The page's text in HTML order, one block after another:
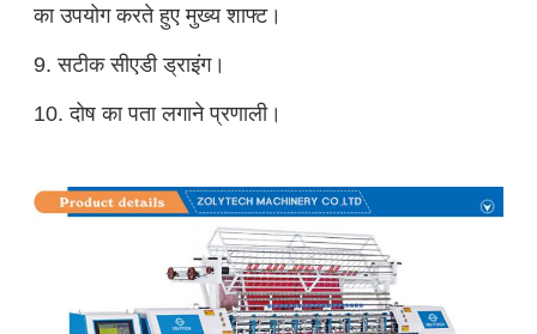
का उपयोग करते हुए मुख्य शाफ्ट।
9. सटीक सीएडी ड्राइंग।
10. दोष का पता लगाने प्रणाली।